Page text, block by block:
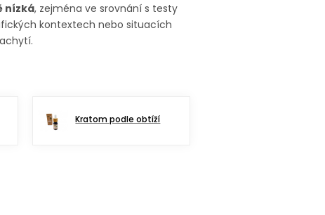
nízká, zejména ve srovnání s testy
kontextech nebo situacích
Kratom podle obtíží